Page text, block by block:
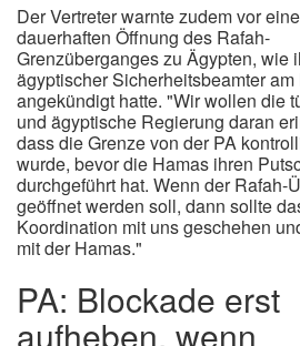
Der Vertreter warnte zudem vor
dauerhaften Öffnung des Rafah-
Grenzüberganges zu Ägypten, wie
ägyptischer Sicherheitsbeamter am
angekündigt hatte. "Wir wollen die
und ägyptische Regierung daran
dass die Grenze von der PA
wurde, bevor die Hamas ihren
durchgeführt hat. Wenn der Rafah-
geöffnet werden soll, dann sollte
Koordination mit uns geschehen
mit der Hamas."
PA: Blockade erst
aufheben, wenn